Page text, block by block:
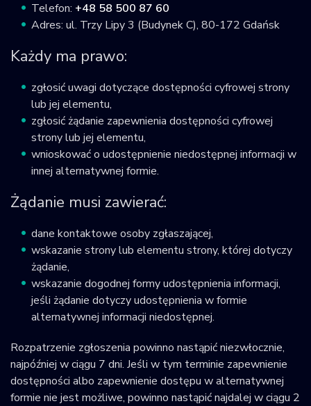
Telefon: +48 58 500 87 60
Adres: ul. Trzy Lipy 3 (Budynek C), 80-172 Gdańsk
Każdy ma prawo:
zgłosić uwagi dotyczące dostępności cyfrowej strony
lub jej elementu,
zgłosić żądanie zapewnienia dostępności cyfrowej
strony lub jej elementu,
wnioskować o udostępnienie niedostępnej informacji w
innej alternatywnej formie.
Żądanie musi zawierać:
dane kontaktowe osoby zgłaszającej,
wskazanie strony lub elementu strony, której dotyczy
żądanie,
wskazanie dogodnej formy udostępnienia informacji,
jeśli żądanie dotyczy udostępnienia w formie
alternatywnej informacji niedostępnej.
Rozpatrzenie zgłoszenia powinno nastąpić niezwłocznie,
najpóźniej w ciągu 7 dni. Jeśli w tym terminie zapewnienie
dostępności albo zapewnienie dostępu w alternatywnej
formie nie jest możliwe, powinno nastąpić najdalej w ciągu 2